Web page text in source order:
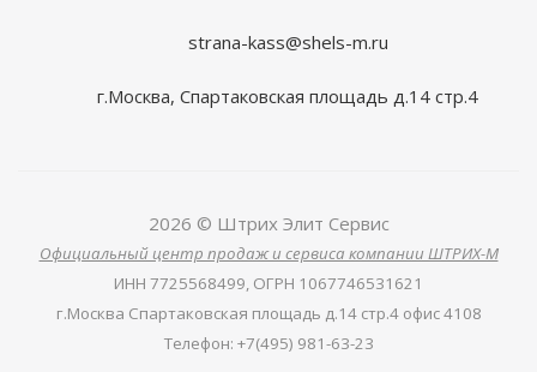
strana-kass@shels-m.ru
г.Москва, Спартаковская площадь д.14 стр.4
2026 © Штрих Элит Сервис
Официальный центр продаж и сервиса компании ШТРИХ-М
ИНН 7725568499, ОГРН 1067746531621
г.Москва Спартаковская площадь д.14 стр.4 офис 4108
Телефон: +7(495) 981-63-23